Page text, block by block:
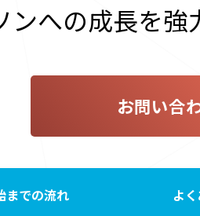
ンへの成長を強
お問い合
までの流れ よ